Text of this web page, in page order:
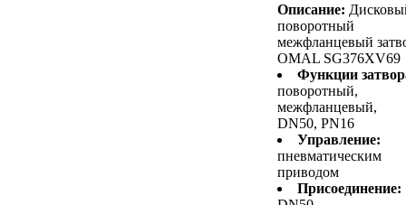
Описание:
поворотный
межфланцевый
OMAL SG376XV69
Функции
поворотный,
межфланцевый,
DN50, PN16
Управление:
пневматическим
приводом
Присоединение: